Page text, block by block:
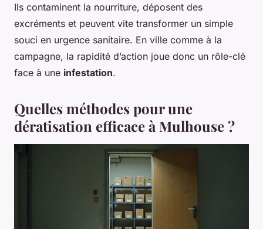
Ils contaminent la nourriture, déposent des
excréments et peuvent vite transformer un simple
souci en urgence sanitaire. En ville comme à la
campagne, la rapidité d’action joue donc un rôle-clé
face à une infestation.
Quelles méthodes pour une
dératisation efficace à Mulhouse ?